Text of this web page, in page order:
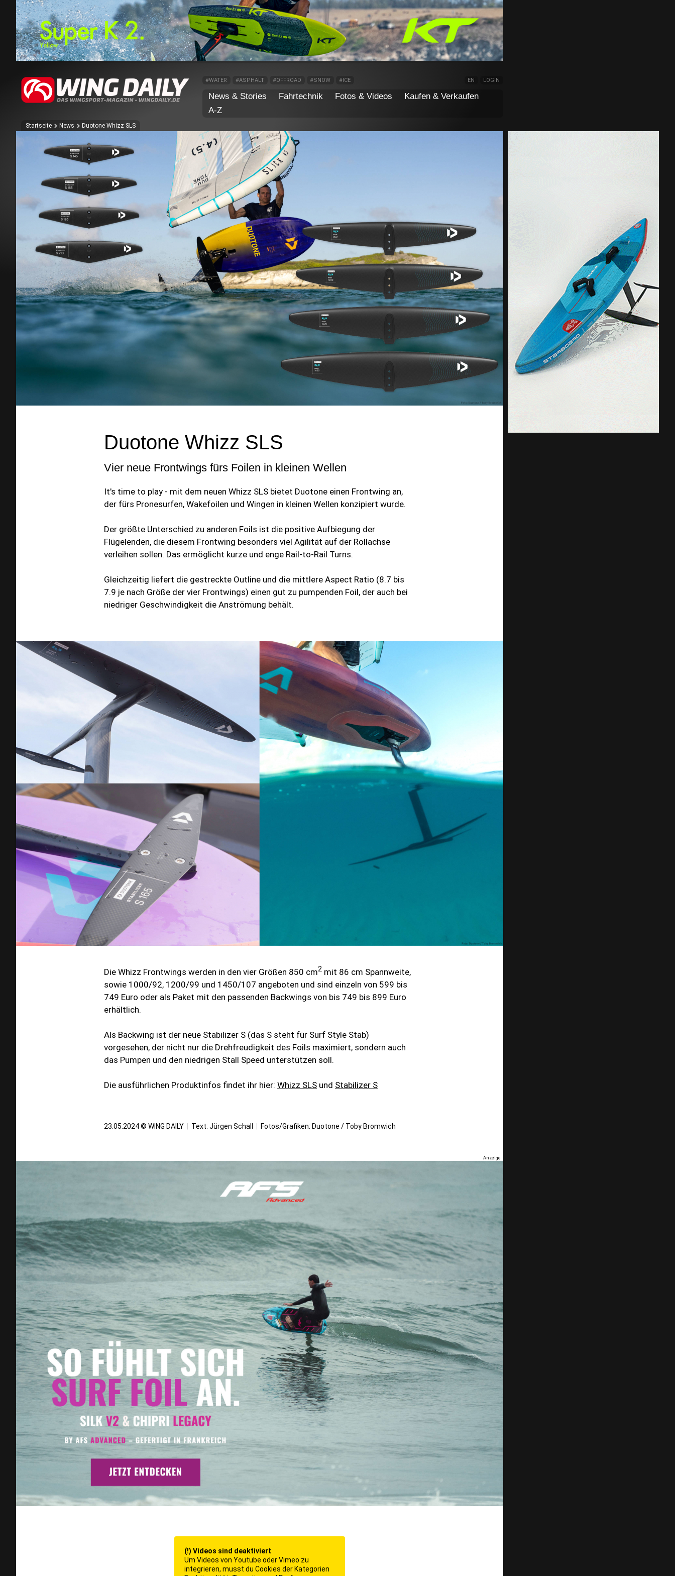
#WATER #ASPHALT #OFFROAD #SNOW #ICE EN LOGIN
News & Stories Fahrtechnik Fotos & Videos
Kaufen & Verkaufen
A-Z
Startseite News Duotone Whizz SLS
Duotone Whizz SLS
Vier neue Frontwings fürs Foilen in kleinen Wellen
It's time to play - mit dem neuen Whizz SLS bietet Duotone einen Frontwing an,
der fürs Pronesurfen, Wakefoilen und Wingen in kleinen Wellen konzipiert wurde.
Der größte Unterschied zu anderen Foils ist die positive Aufbiegung der
Flügelenden, die diesem Frontwing besonders viel Agilität auf der Rollachse
verleihen sollen. Das ermöglicht kurze und enge Rail-to-Rail Turns.
Gleichzeitig liefert die gestreckte Outline und die mittlere Aspect Ratio (8.7 bis
7.9 je nach Größe der vier Frontwings) einen gut zu pumpenden Foil, der auch bei
niedriger Geschwindigkeit die Anströmung behält.
Die Whizz Frontwings werden in den vier Größen 850 cm2 mit 86 cm Spannweite,
sowie 1000/92, 1200/99 und 1450/107 angeboten und sind einzeln von 599 bis
749 Euro oder als Paket mit den passenden Backwings von bis 749 bis 899 Euro
erhältlich.
Als Backwing ist der neue Stabilizer S (das S steht für Surf Style Stab)
vorgesehen, der nicht nur die Drehfreudigkeit des Foils maximiert, sondern auch
das Pumpen und den niedrigen Stall Speed unterstützen soll.
Die ausführlichen Produktinfos findet ihr hier: Whizz SLS und Stabilizer S
23.05.2024 © WING DAILY Text: Jürgen Schall Fotos/Grafiken: Duotone / Toby Bromwich
(!) Videos sind deaktiviert
Um Videos von Youtube oder Vimeo zu
integrieren, musst du Cookies der Kategorien